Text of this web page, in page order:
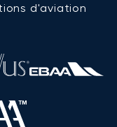
d'aviation